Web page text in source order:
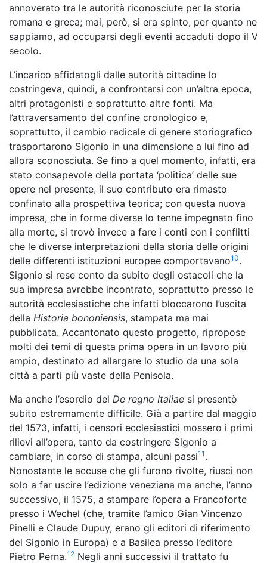
annoverato tra le autorità riconosciute per la storia
romana e greca; mai, però, si era spinto, per quanto ne
sappiamo, ad occuparsi degli eventi accaduti dopo il V
secolo.
L’incarico affidatogli dalle autorità cittadine lo
costringeva, quindi, a confrontarsi con un’altra epoca,
altri protagonisti e soprattutto altre fonti. Ma
l’attraversamento del confine cronologico e,
soprattutto, il cambio radicale di genere storiografico
trasportarono Sigonio in una dimensione a lui fino ad
allora sconosciuta. Se fino a quel momento, infatti, era
stato consapevole della portata ‘politica’ delle sue
opere nel presente, il suo contributo era rimasto
confinato alla prospettiva teorica; con questa nuova
impresa, che in forme diverse lo tenne impegnato fino
alla morte, si trovò invece a fare i conti con i conflitti
che le diverse interpretazioni della storia delle origini
delle differenti istituzioni europee comportavano10.
Sigonio si rese conto da subito degli ostacoli che la
sua impresa avrebbe incontrato, soprattutto presso le
autorità ecclesiastiche che infatti bloccarono l’uscita
della Historia bononiensis, stampata ma mai
pubblicata. Accantonato questo progetto, ripropose
molti dei temi di questa prima opera in un lavoro più
ampio, destinato ad allargare lo studio da una sola
città a parti più vaste della Penisola.
Ma anche l’esordio del De regno Italiae si presentò
subito estremamente difficile. Già a partire dal maggio
del 1573, infatti, i censori ecclesiastici mossero i primi
rilievi all’opera, tanto da costringere Sigonio a
cambiare, in corso di stampa, alcuni passi11 .
Nonostante le accuse che gli furono rivolte, riuscì non
solo a far uscire l’edizione veneziana ma anche, l’anno
successivo, il 1575, a stampare l’opera a Francoforte
presso i Wechel (che, tramite l’amico Gian Vincenzo
Pinelli e Claude Dupuy, erano gli editori di riferimento
del Sigonio in Europa) e a Basilea presso l’editore
Pietro Perna.12 Negli anni successivi il trattato fu